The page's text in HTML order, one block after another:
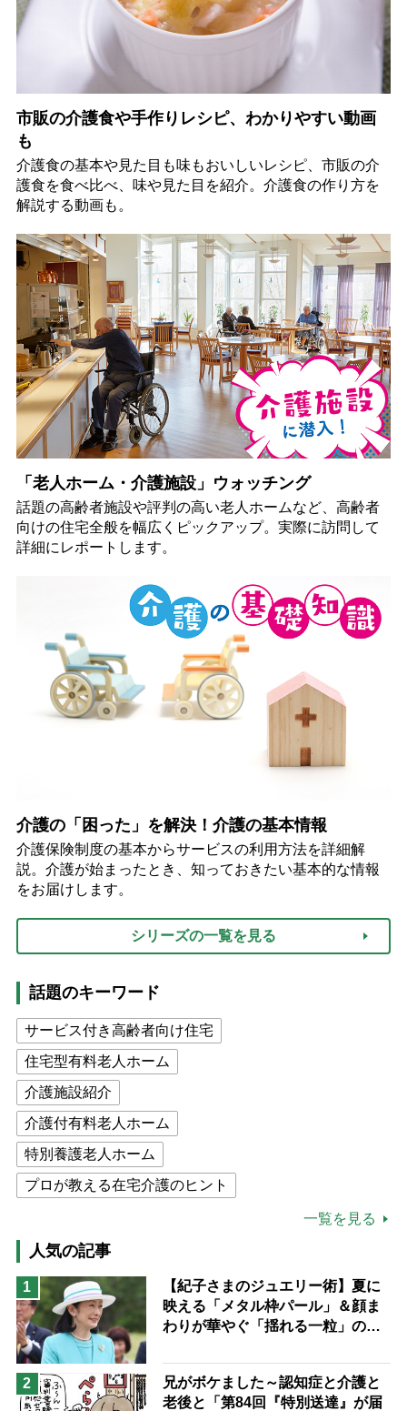
市販の介護食や手作りレシピ、わかりやすい動画
も
介護食の基本や見た目も味もおいしいレシピ、市販の介
護食を食べ比べ、味や見た目を紹介。介護食の作り方を
解説する動画も。
「老人ホーム・介護施設」ウォッチング
話題の高齢者施設や評判の高い老人ホームなど、高齢者
向けの住宅全般を幅広くピックアップ。実際に訪問して
詳細にレポートします。
介護の「困った」を解決！介護の基本情報
介護保険制度の基本からサービスの利用方法を詳細解
説。介護が始まったとき、知っておきたい基本的な情報
をお届けします。
シリーズの一覧を見る
話題のキーワード
サービス付き高齢者向け住宅
住宅型有料老人ホーム
介護施設紹介
介護付有料老人ホーム
特別養護老人ホーム
プロが教える在宅介護のヒント
高木ブー
ケアマネジャー
猫が母になつきません
息子の遠距離介護サバイバル術
兄がボケました
予防法
一覧を見る
人気の記事
1
【紀子さまのジュエリー術】夏に
映える「メタル枠パール」＆顔ま
わりが華やぐ「揺れる一粒」の使
2
兄がボケました～認知症と介護と
老後と「第84回『特別送達』が届